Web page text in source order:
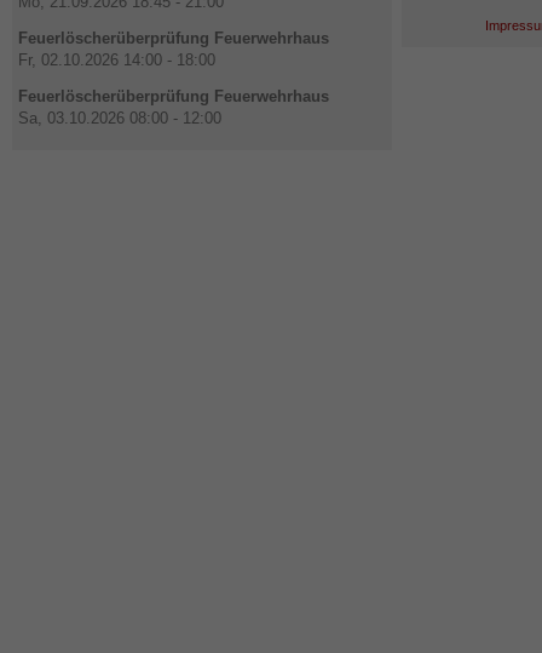
Feuerlöscherüberprüfung Feuerwehrhaus
Fr, 02.10.2026 14:00 - 18:00
Feuerlöscherüberprüfung Feuerwehrhaus
Sa, 03.10.2026 08:00 - 12:00